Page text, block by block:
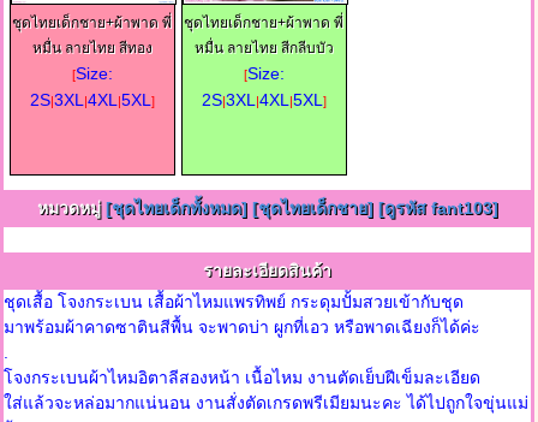
ชุดไทยเด็กชาย+ผ้าพาด พี่
หมื่น ลายไทย สีทอง
[Size:
2S|3XL |4XL |5XL ]
ชุดไทยเด็กชาย+ผ้าพาด พี่
หมื่น ลายไทย สีกลีบบัว
[Size:
2S|3XL |4XL |5XL ]
หมวดหมู่[ชุดไทยเด็กทั้งหมด] [ชุดไทยเด็กชาย] [ดูรหัส fant103]
รายละเอียดสินค้า
ชุดเสื้อ โจงกระเบน เสื้อผ้าไหมแพรทิพย์ กระดุมปั้มสวยเข้ากับชุด
มาพร้อมผ้าคาดซาตินสีพื้น จะพาดบ่า ผูกที่เอว หรือพาดเฉียงก็ได้ค่ะ
โจงกระเบนผ้าไหมอิตาลีสองหน้า เนื้อไหม งานตัดเย็บฝีเข็มละเอียด
ใส่แล้วจะหล่อมากแน่นอน งานสั่งตัดเกรดพรีเมียมนะคะ ได้ไปถูกใจขุ่นแม่